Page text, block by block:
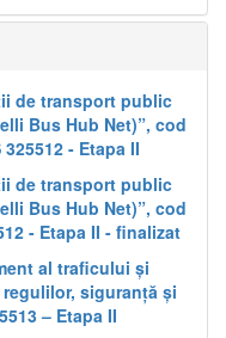
de transport public
Bus Hub Net)”, cod
- Etapa II
de transport public
Bus Hub Net)”, cod
- Etapa II - finalizat
al traficului și
siguranță și
– Etapa II